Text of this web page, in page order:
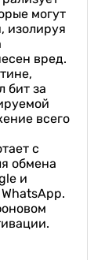
могут
изолируя
вред.
бит за
всего
с
обмена
и